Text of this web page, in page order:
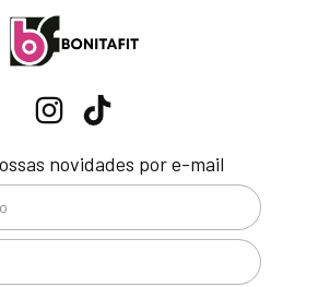
novidades por e-mail